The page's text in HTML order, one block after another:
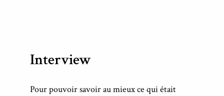
Interview
Pour pouvoir savoir au mieux ce qui était